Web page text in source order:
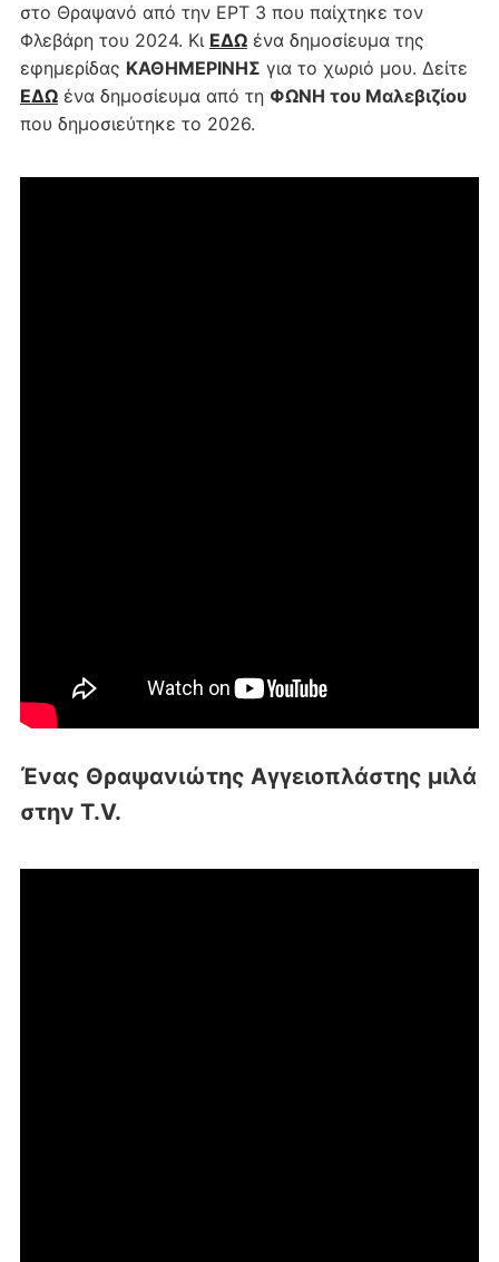
στο Θραψανό από την ΕΡΤ 3 που παίχτηκε τον
Φλεβάρη του 2024. Κι ΕΔΩένα δημοσίευμα της
εφημερίδας ΚΑΘΗΜΕΡΙΝΗΣ για το χωριό μου. Δείτε
ΕΔΩένα δημοσίευμα από τη ΦΩΝΗ του Μαλεβιζίου
που δημοσιεύτηκε το 2026.
Ένας Θραψανιώτης Αγγειοπλάστης μιλά
στην T.V.